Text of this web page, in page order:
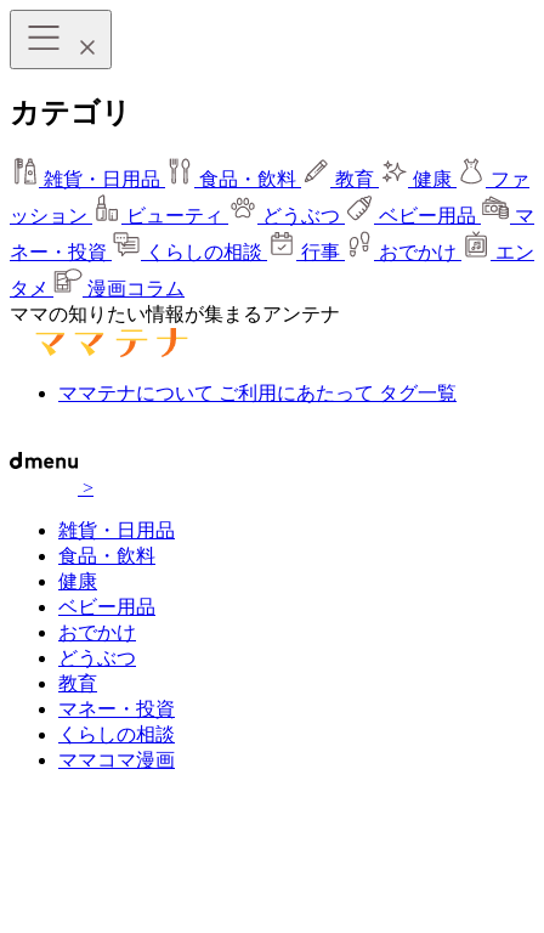
カテゴリ
雑貨・日用品 食品・飲料 教育 健康
ファ
ッション
ビューティ どうぶつ ベビー用品
マ
ネー・投資
くらしの相談 行事 おでかけ
エン
タメ
漫画コラム
ママの知りたい情報が集まるアンテナ
ママテナについて ご利用にあたって タグ一覧
>
雑貨・日用品
食品・飲料
健康
ベビー用品
おでかけ
どうぶつ
教育
マネー・投資
くらしの相談
ママコマ漫画